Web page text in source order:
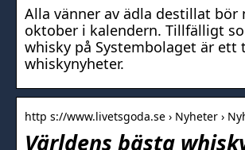
Alla vänner av ädla destillat bör
oktober i kalendern. Tillfälligt
whisky på Systembolaget är ett
whiskynyheter.
http s://www.livetsgoda.se › Nyheter ›
Världens bästa